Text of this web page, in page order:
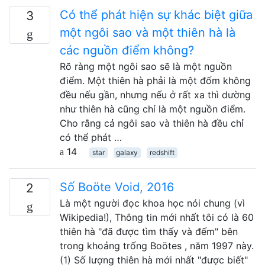
3
Có thể phát hiện sự khác biệt giữa
một ngôi sao và một thiên hà là
các nguồn điểm không?
Rõ ràng một ngôi sao sẽ là một nguồn
điểm. Một thiên hà phải là một đốm không
đều nếu gần, nhưng nếu ở rất xa thì dường
như thiên hà cũng chỉ là một nguồn điểm.
Cho rằng cả ngôi sao và thiên hà đều chỉ
có thể phát …
14
star galaxy redshift
2 Số Boöte Void, 2016
Là một người đọc khoa học nói chung (vì
Wikipedia!), Thông tin mới nhất tôi có là 60
thiên hà "đã được tìm thấy và đếm" bên
trong khoảng trống Boötes , năm 1997 này.
(1) Số lượng thiên hà mới nhất "được biết"